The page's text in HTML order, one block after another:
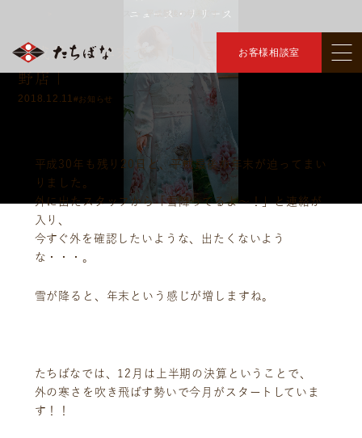
お客様相談室
ニュース・リリース
＞ 平成最後の年末です！
平成最後の年末です！ ｜きものたちばな茅
野店｜
2018.12.11#お知らせ
平成30年も残り20日と、平成最後の年末が迫ってまい
りました。
外に出たスタッフから「雪降ってるよ～！」と連絡が
入り、
今すぐ外を確認したいような、出たくないよう
な・・・。
雪が降ると、年末という感じが増しますね。
たちばなでは、12月は上半期の決算ということで、
外の寒さを吹き飛ばす勢いで今月がスタートしていま
す！！